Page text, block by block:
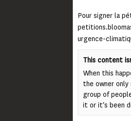
Pour signer la
urgence-
This content
When this
the owner
group of
it or it's been